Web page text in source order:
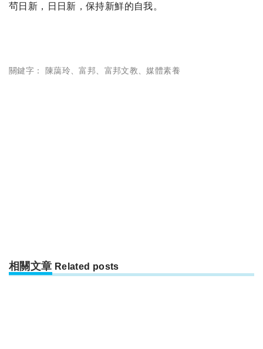
茍日新，日日新，保持新鮮的自我。
關鍵字： 陳藹玲 、富邦 富邦文教 、媒體素養
相關文章 Related posts